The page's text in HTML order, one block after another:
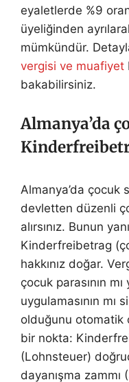
eyaletlerde %9
üyeliğinden
mümkündür.
vergisi ve muafiyet
bakabilirsiniz.
Almanya’da
Almanya’da çocuk
devletten düzenli
alırsınız. Bunun
Kinderfreibetrag
hakkınız doğar.
çocuk parasının
uygulamasının mı
olduğunu otomatik
bir nokta:
(Lohnsteuer)
dayanışma